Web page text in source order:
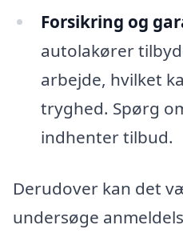
Forsikring og
autolakører
arbejde, hvilket
tryghed. Spørg
indhenter tilbud.
Derudover kan det
undersøge